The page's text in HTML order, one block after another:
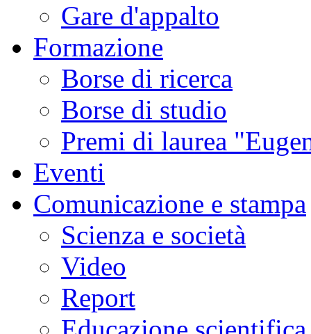
Gare d'appalto
Formazione
Borse di ricerca
Borse di studio
Premi di laurea
Eventi
Comunicazione e stampa
Scienza e società
Video
Report